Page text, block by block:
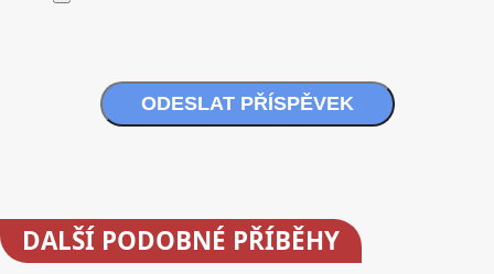
ODESLAT PŘÍSPĚVEK
DALŠÍ PODOBNÉ PŘÍBĚHY